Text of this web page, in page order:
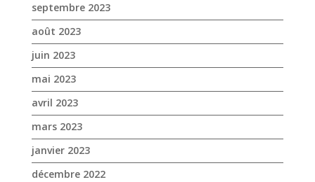
septembre 2023
août 2023
juin 2023
mai 2023
avril 2023
mars 2023
janvier 2023
décembre 2022